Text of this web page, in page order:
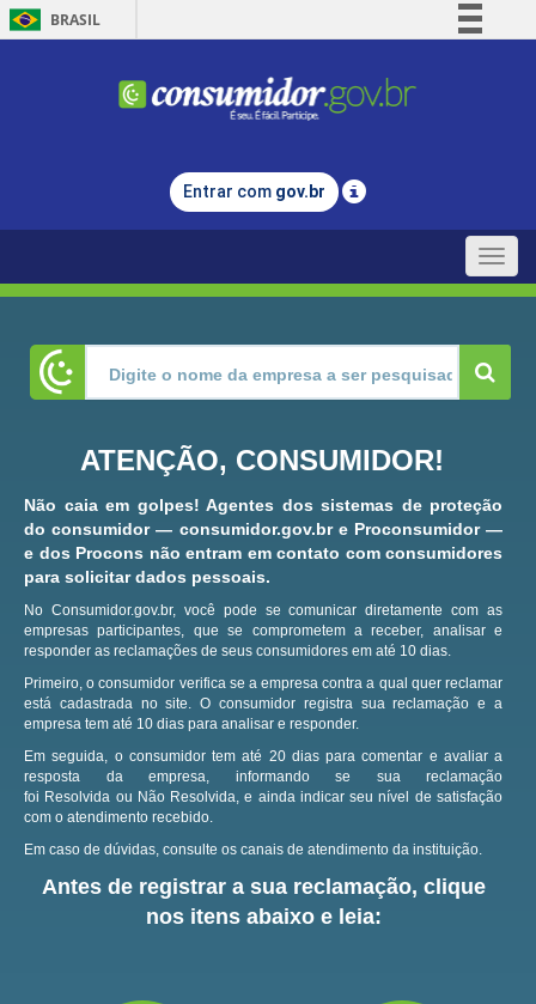
BRASIL
Comunica BR
Legislação
Entrar com gov.br
Toggle
ATENÇÃO, CONSUMIDOR!
Não caia em golpes! Agentes dos sistemas de proteção
do consumidor — consumidor.gov.br e Proconsumidor —
e dos Procons não entram em contato com consumidores
para solicitar dados pessoais.
No Consumidor.gov.br, você pode se comunicar diretamente com as
empresas participantes, que se comprometem a receber, analisar e
responder as reclamações de seus consumidores em até 10 dias.
Primeiro, o consumidor verifica se a empresa contra a qual quer reclamar
está cadastrada no site.O consumidor registra sua reclamação e a
empresa tem até 10 dias para analisar e responder.
Em seguida, o consumidor tem até 20 dias para comentar e avaliar a
resposta da empresa, informando se sua reclamação
foi Resolvida ou Não Resolvida, e ainda indicar seu nível de satisfação
com o atendimento recebido.
Em caso de dúvidas, consulte os canais de atendimento da instituição.
Antes de registrar a sua reclamação, clique
nos itens abaixo e leia: